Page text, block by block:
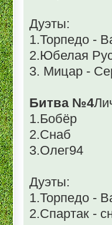
Дуэты:
1.Торпедо -
2.Юбелая
3. Мицар -
Битва №4
1.Бобёр
2.Снаб
3.Олег94
Дуэты:
1.Торпедо -
2.Спартак -